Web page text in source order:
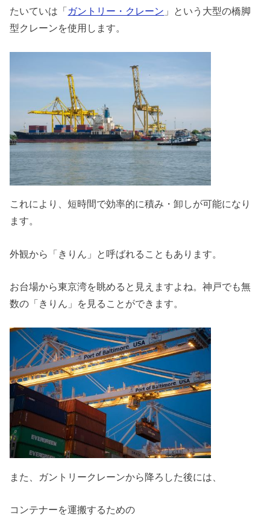
たいていは「ガントリー・クレーン 」という大型の橋脚
型クレーンを使用します。
これにより、短時間で効率的に積み・卸しが可能になり
ます。
外観から「きりん」と呼ばれることもあります。
お台場から東京湾を眺めると見えますよね。神戸でも無
数の「きりん」を見ることができます。
また、ガントリークレーンから降ろした後には、
コンテナーを運搬するための